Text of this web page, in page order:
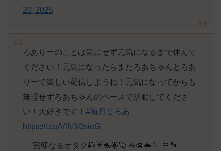
20, 2025
ろありーのことは気にせず元気になるまで休んで
ください！元気になったらまたろあちゃんとろあ
りーで楽しい配信しようね！元気になってからも
無理せずろあちゃんのペースで活動してくださ
い！大好きです！ #海月雲ろあ
https://t.co/VlN3l0sieG
— 完璧なるオタク🎣☔️🐬🌟🚀 ☕️🪼☁️🪡 🎀🐾